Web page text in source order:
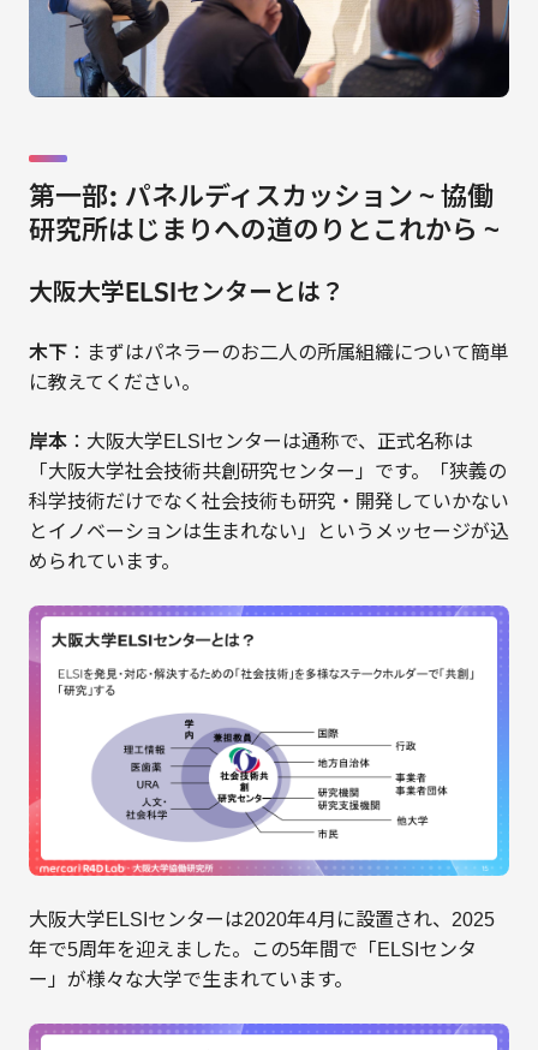
第一部: パネルディスカッション ~ 協働
研究所はじまりへの道のりとこれから ~
大阪大学ELSIセンターとは？
木下：まずはパネラーのお二人の所属組織について簡単
に教えてください。
岸本：大阪大学ELSIセンターは通称で、正式名称は
「大阪大学社会技術共創研究センター」です。「狭義の
科学技術だけでなく社会技術も研究・開発していかない
とイノベーションは生まれない」というメッセージが込
められています。
大阪大学ELSIセンターは2020年4月に設置され、2025
年で5周年を迎えました。この5年間で「ELSIセンタ
ー」が様々な大学で生まれています。